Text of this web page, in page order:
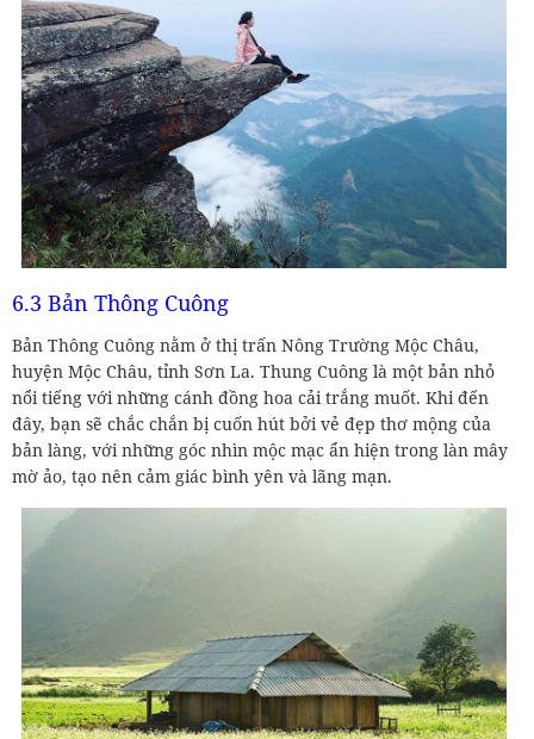
6.3 Bản Thông Cuông
Bản Thông Cuông nằm ở thị trấn Nông Trường Mộc Châu,
huyện Mộc Châu, tỉnh Sơn La. Thung Cuông là một bản nhỏ
nổi tiếng với những cánh đồng hoa cải trắng muốt. Khi đến
đây, bạn sẽ chắc chắn bị cuốn hút bởi vẻ đẹp thơ mộng của
bản làng, với những góc nhìn mộc mạc ẩn hiện trong làn mây
mờ ảo, tạo nên cảm giác bình yên và lãng mạn.